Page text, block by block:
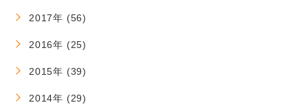
2017年 (56)
2016年 (25)
2015年 (39)
2014年 (29)